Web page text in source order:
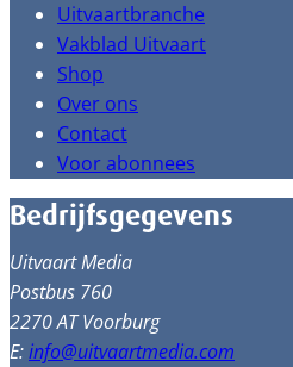
Uitvaartbranche
Vakblad Uitvaart
Shop
Over ons
Contact
Voor abonnees
Bedrijfsgegevens
Uitvaart Media
Postbus 760
2270 AT Voorburg
E:info@uitvaartmedia.com